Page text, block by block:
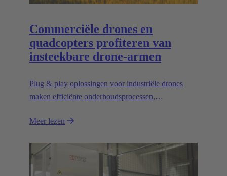
Commerciële drones en
quadcopters profiteren van
insteekbare drone-armen
Plug & play oplossingen voor industriële drones
maken efficiënte onderhoudsprocessen,
mogelijk, bijv. voor het vervoeren van zwaardere
Meer lezen